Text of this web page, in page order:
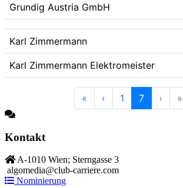
Grundig Austria GmbH
Karl Zimmermann
Karl Zimmermann Elektromeister
« ‹ 1 7 › »
Kontakt
A-1010 Wien; Sterngasse 3
algomedia@club-carriere.com
Nominierung